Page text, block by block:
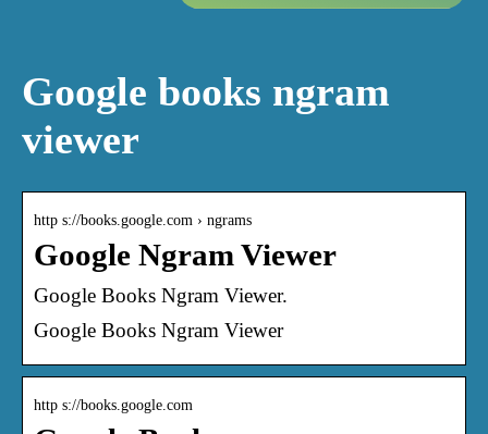
Google books ngram
viewer
http s://books.google.com › ngrams
Google Ngram Viewer
Google Books Ngram Viewer.
Google Books Ngram Viewer
http s://books.google.com